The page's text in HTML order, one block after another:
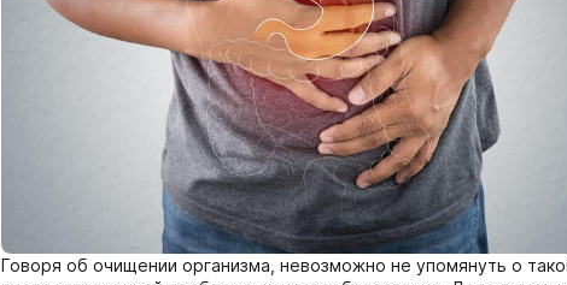
Говоря об очищении организма, невозможно не упомянуть о